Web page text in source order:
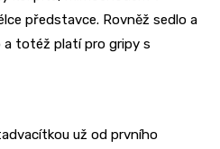
představce. Rovněž sedlo a
a totéž platí pro gripy s
už od prvního